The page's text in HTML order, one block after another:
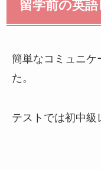
留学前の英
簡単なコミュニケ
た。
テストでは初中級